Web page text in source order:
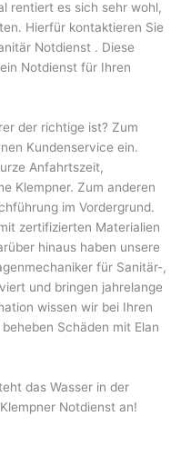
rentiert es sich sehr wohl,
Hierfür kontaktieren Sie
Notdienst . Diese
Notdienst für Ihren
der richtige ist? Zum
Kundenservice ein.
Anfahrtszeit,
Klempner. Zum anderen
im Vordergrund.
zertifizierten Materialien
hinaus haben unsere
für Sanitär-,
und bringen jahrelange
wissen wir bei Ihren
Schäden mit Elan
das Wasser in der
Notdienst an!